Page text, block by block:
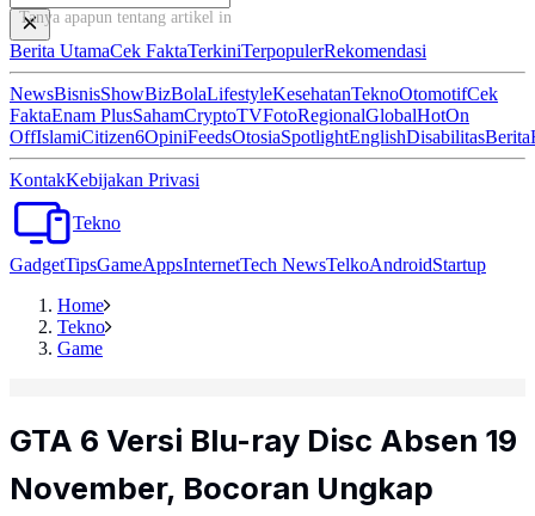
Tanya apapun tentang artikel ini
Berita UtamaCek FaktaTerkiniTerpopulerRekomendasi
NewsBisnisShowBizBolaLifestyleKesehatanTeknoOtomotifCek
FaktaEnam PlusSahamCryptoTVFotoRegionalGlobalHotOn
OffIslamiCitizen6OpiniFeedsOtosiaSpotlightEnglishDisabilitasBerita
KontakKebijakan Privasi
Tekno
GadgetTipsGameAppsInternetTech NewsTelkoAndroidStartup
Home
Tekno
Game
GTA 6 Versi Blu-ray Disc Absen 19
November, Bocoran Ungkap